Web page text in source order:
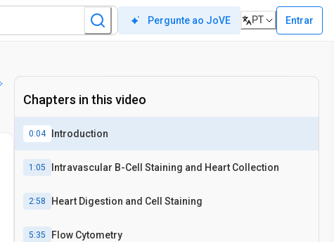
Pergunte ao JoVE PT Entrar
Chapters in this video
0:04 Introduction
1:05 Intravascular B-Cell Staining and Heart Collection
2:58 Heart Digestion and Cell Staining
5:35 Flow Cytometry